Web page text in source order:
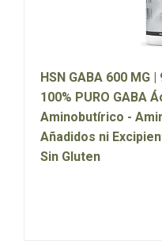
HSN GABA 600 MG
100% PURO GABA
Aminobutírico -
Añadidos ni
Sin Gluten